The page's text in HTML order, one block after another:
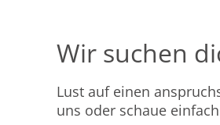
Wir suchen
Lust auf einen
uns oder schaue